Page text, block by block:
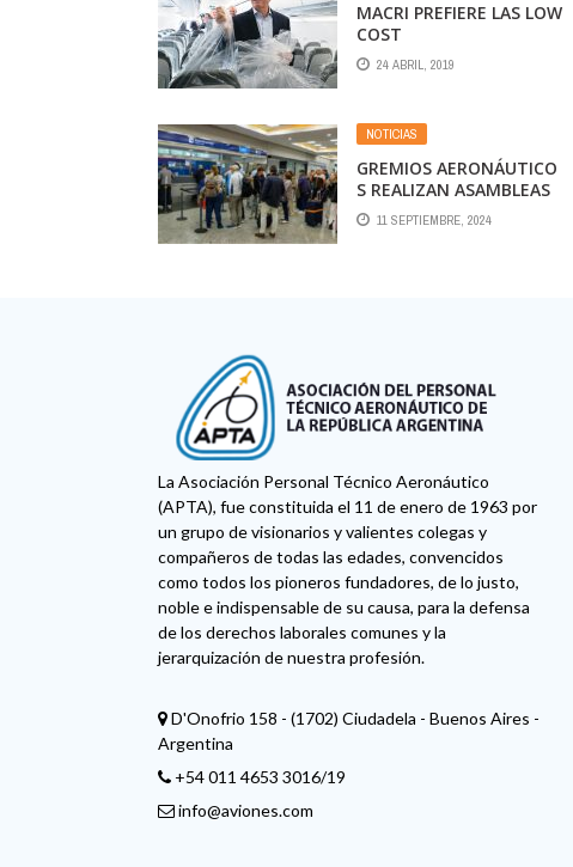
MACRI PREFIERE LAS LOW
COST
24 ABRIL, 2019
NOTICIAS
GREMIOS AERONÁUTICO
S REALIZAN ASAMBLEAS
SORPRESIVAS EN LOS
PRINCIPALES
11 SEPTIEMBRE, 2024
La Asociación Personal Técnico Aeronáutico
(APTA), fue constituida el 11 de enero de 1963 por
un grupo de visionarios y valientes colegas y
compañeros de todas las edades, convencidos
como todos los pioneros fundadores, de lo justo,
noble e indispensable de su causa, para la defensa
de los derechos laborales comunes y la
jerarquización de nuestra profesión.
D'Onofrio 158 - (1702) Ciudadela - Buenos Aires -
Argentina
+54 011 4653 3016/19
info@aviones.com